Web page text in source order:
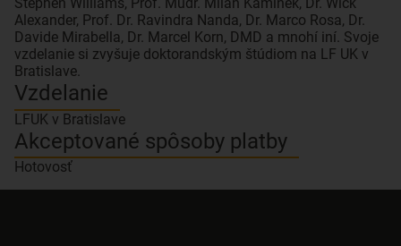
Alexander, Prof. Dr. Ravindra Nanda, Dr. Marco Rosa, Dr.
Davide Mirabella, Dr. Marcel Korn, DMD a mnohí iní. Svoje
vzdelanie si zvyšuje doktorandským štúdiom na LF UK v
Vzdelanie
LFUK v Bratislave
Akceptované spôsoby platby
Hotovosť